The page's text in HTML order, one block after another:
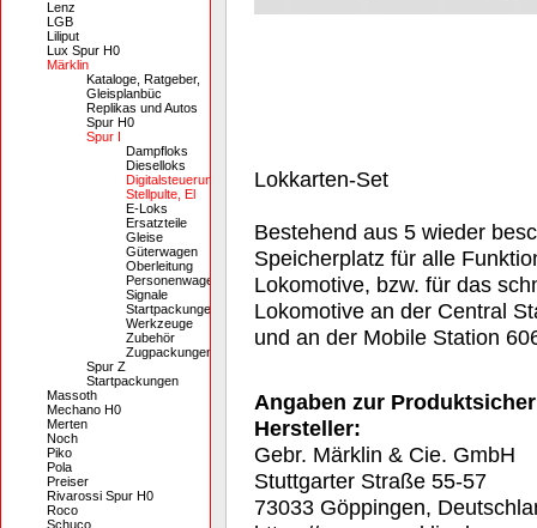
Lenz
LGB
Liliput
Lux Spur H0
Märklin
Kataloge, Ratgeber,
Gleisplanbüc
Replikas und Autos
Spur H0
Spur I
Dampfloks
Dieselloks
Digitalsteuerung,
Stellpulte, El
E-Loks
Ersatzteile
Gleise
Güterwagen
Oberleitung
Personenwagen
Signale
Startpackungen
Werkzeuge
Zubehör
Zugpackungen
Spur Z
Startpackungen
Massoth
Mechano H0
Merten
Noch
Piko
Pola
Preiser
Rivarossi Spur H0
Roco
Schuco
Lokkarten-Set
Bestehend aus 5 wieder
Speicherplatz für alle
Lokomotive, bzw. für das
Lokomotive an der Central
und an der Mobile Station
Angaben zur
Hersteller:
Gebr. Märklin & Cie. GmbH
Stuttgarter Straße 55-57
73033 Göppingen,